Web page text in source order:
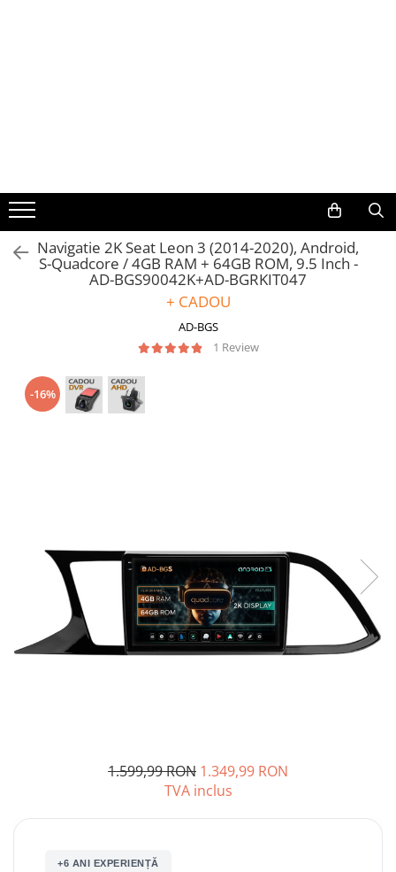
Volkswagen
Audi
Skoda
Hyundai
Nissan
Navigatie 2K Seat Leon 3 (2014-2020), Android,
S-Quadcore / 4GB RAM + 64GB ROM, 9.5 Inch -
AD-BGS90042K+AD-BGRKIT047
+ CADOU
AD-BGS
1 Review
-16%
1.599,99 RON 1.349,99 RON
TVA inclus
+6 ANI EXPERIENȚĂ